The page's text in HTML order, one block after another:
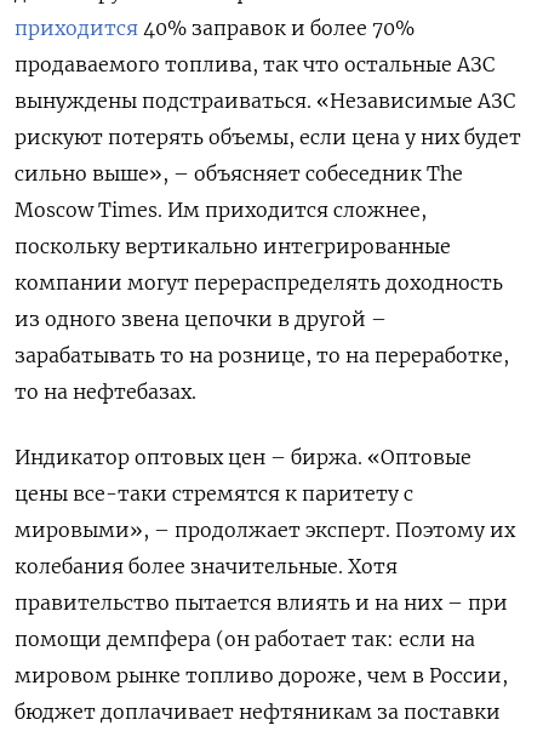
приходится 40% заправок и более 70%
продаваемого топлива, так что остальные АЗС
вынуждены подстраиваться. «Независимые АЗС
рискуют потерять объемы, если цена у них будет
сильно выше», – объясняет собеседник The
Moscow Times. Им приходится сложнее,
поскольку вертикально интегрированные
компании могут перераспределять доходность
из одного звена цепочки в другой –
зарабатывать то на рознице, то на переработке,
то на нефтебазах.
Индикатор оптовых цен – биржа. «Оптовые
цены все-таки стремятся к паритету с
мировыми», – продолжает эксперт. Поэтому их
колебания более значительные. Хотя
правительство пытается влиять и на них – при
помощи демпфера (он работает так: если на
мировом рынке топливо дороже, чем в России,
бюджет доплачивает нефтяникам за поставки